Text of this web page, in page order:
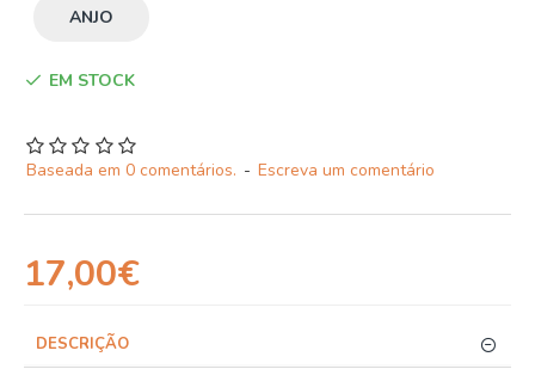
ANJO
EM STOCK
Baseada em 0 comentários. - Escreva um comentário
17,00€
DESCRIÇÃO